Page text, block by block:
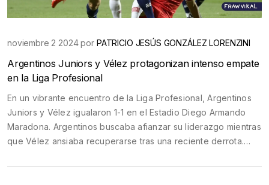
noviembre 2 2024 por PATRICIO JESÚS GONZÁLEZ LORENZINI
Argentinos Juniors y Vélez protagonizan intenso empate
en la Liga Profesional
En un vibrante encuentro de la Liga Profesional, Argentinos
Juniors y Vélez igualaron 1-1 en el Estadio Diego Armando
Maradona. Argentinos buscaba afianzar su liderazgo mientras
que Vélez ansiaba recuperarse tras una reciente derrota.
partido, el empate dejó emociones divididas entre ambos